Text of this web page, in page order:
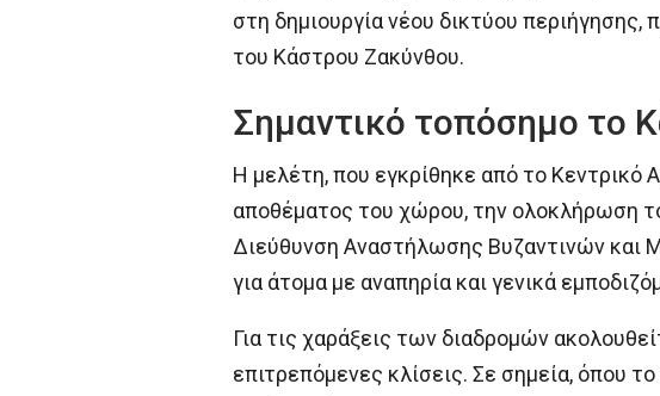
στη δημιουργία νέου δικτύου
του Κάστρου Ζακύνθου.
Σημαντικό τοπόσημο το
Η μελέτη, που εγκρίθηκε από το Κεντρικό
αποθέματος του χώρου, την ολοκλήρωση
Διεύθυνση Αναστήλωσης Βυζαντινών και
για άτομα με αναπηρία και γενικά
Για τις χαράξεις των διαδρομών
επιτρεπόμενες κλίσεις. Σε σημεία, όπου